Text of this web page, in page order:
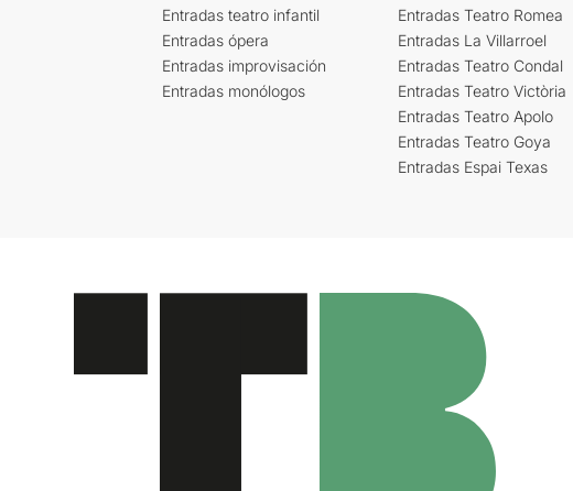
Entradas teatro infantil
Entradas ópera
Entradas improvisación
Entradas monólogos
Entradas Teatro Romea
Entradas La Villarroel
Entradas Teatro Condal
Entradas Teatro Victòria
Entradas Teatro Apolo
Entradas Teatro Goya
Entradas Espai Texas